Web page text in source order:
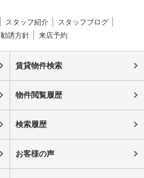
スタッフ紹介
スタッフブログ
勧誘方針 来店予約
賃貸物件検索
物件閲覧履歴
検索履歴
お客様の声